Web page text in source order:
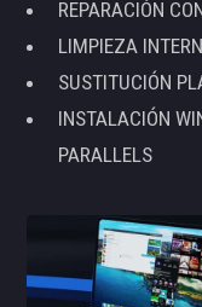
REPARACIÓN
LIMPIEZA
SUSTITUCIÓN
INSTALACIÓN
PARALLELS